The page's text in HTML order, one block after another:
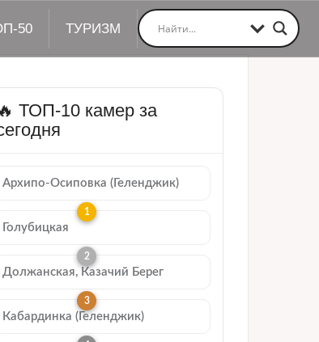
50 ТУРИЗМ
🔥 ТОП-10 камер за
Архипо-Осиповка (Геленджик)
Голубицкая
Должанская, Казачий Берег
Кабардинка (Геленджик)